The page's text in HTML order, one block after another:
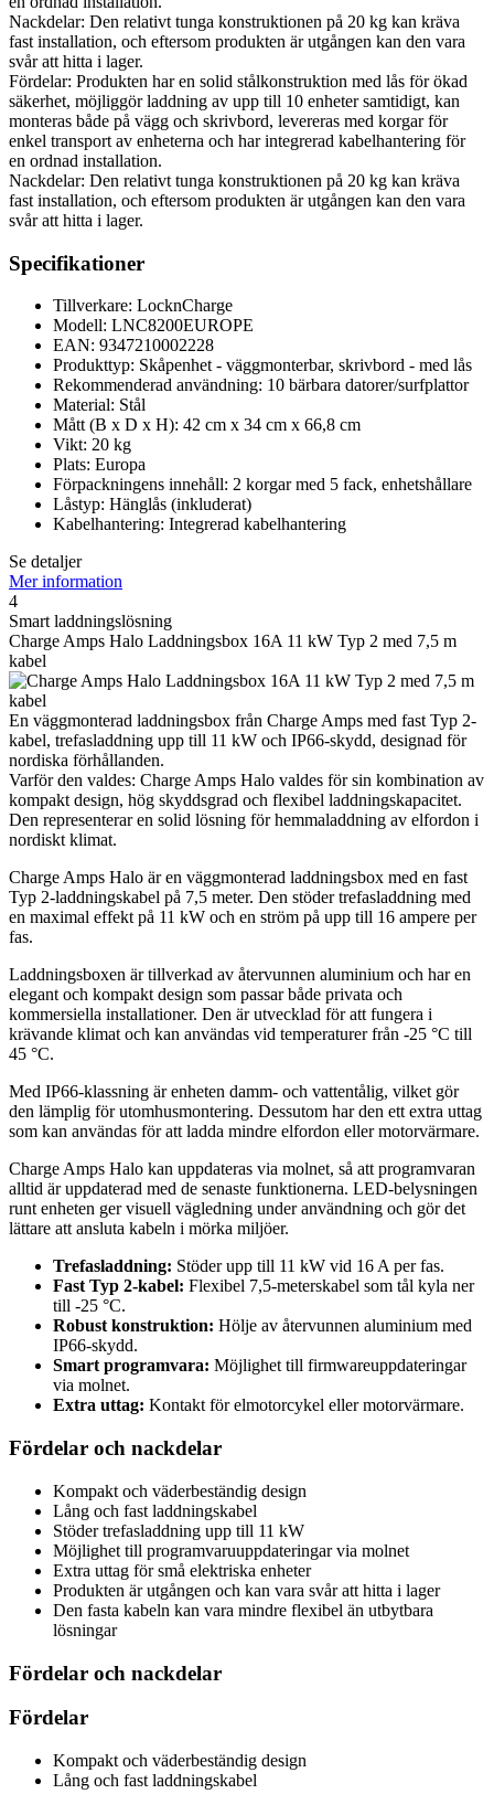
Nackdelar: Den relativt tunga konstruktionen på 20 kg kan kräva
fast installation, och eftersom produkten är utgången kan den vara
svår att hitta i lager.
Fördelar: Produkten har en solid stålkonstruktion med lås för ökad
säkerhet, möjliggör laddning av upp till 10 enheter samtidigt, kan
monteras både på vägg och skrivbord, levereras med korgar för
enkel transport av enheterna och har integrerad kabelhantering för
en ordnad installation.
Nackdelar: Den relativt tunga konstruktionen på 20 kg kan kräva
fast installation, och eftersom produkten är utgången kan den vara
svår att hitta i lager.
Specifikationer
Tillverkare: LocknCharge
Modell: LNC8200EUROPE
EAN: 9347210002228
Produkttyp: Skåpenhet - väggmonterbar, skrivbord - med lås
Rekommenderad användning: 10 bärbara datorer/surfplattor
Material: Stål
Mått (B x D x H): 42 cm x 34 cm x 66,8 cm
Vikt: 20 kg
Plats: Europa
Förpackningens innehåll: 2 korgar med 5 fack, enhetshållare
Låstyp: Hänglås (inkluderat)
Kabelhantering: Integrerad kabelhantering
Se detaljer
Mer information
4
Smart laddningslösning
Charge Amps Halo Laddningsbox 16A 11 kW Typ 2 med 7,5 m
kabel
En väggmonterad laddningsbox från Charge Amps med fast Typ 2-
kabel, trefasladdning upp till 11 kW och IP66-skydd, designad för
nordiska förhållanden.
Varför den valdes: Charge Amps Halo valdes för sin kombination av
kompakt design, hög skyddsgrad och flexibel laddningskapacitet.
Den representerar en solid lösning för hemmaladdning av elfordon i
nordiskt klimat.
Charge Amps Halo är en väggmonterad laddningsbox med en fast
Typ 2-laddningskabel på 7,5 meter. Den stöder trefasladdning med
en maximal effekt på 11 kW och en ström på upp till 16 ampere per
fas.
Laddningsboxen är tillverkad av återvunnen aluminium och har en
elegant och kompakt design som passar både privata och
kommersiella installationer. Den är utvecklad för att fungera i
krävande klimat och kan användas vid temperaturer från -25 °C till
45 °C.
Med IP66-klassning är enheten damm- och vattentålig, vilket gör
den lämplig för utomhusmontering. Dessutom har den ett extra uttag
som kan användas för att ladda mindre elfordon eller motorvärmare.
Charge Amps Halo kan uppdateras via molnet, så att programvaran
alltid är uppdaterad med de senaste funktionerna. LED-belysningen
runt enheten ger visuell vägledning under användning och gör det
lättare att ansluta kabeln i mörka miljöer.
Trefasladdning: Stöder upp till 11 kW vid 16 A per fas.
Fast Typ 2-kabel: Flexibel 7,5-meterskabel som tål kyla ner
till -25 °C.
Robust konstruktion: Hölje av återvunnen aluminium med
IP66-skydd.
Smart programvara: Möjlighet till firmwareuppdateringar
via molnet.
Extra uttag: Kontakt för elmotorcykel eller motorvärmare.
Fördelar och nackdelar
Kompakt och väderbeständig design
Lång och fast laddningskabel
Stöder trefasladdning upp till 11 kW
Möjlighet till programvaruuppdateringar via molnet
Extra uttag för små elektriska enheter
Produkten är utgången och kan vara svår att hitta i lager
Den fasta kabeln kan vara mindre flexibel än utbytbara
lösningar
Fördelar och nackdelar
Fördelar
Kompakt och väderbeständig design
Lång och fast laddningskabel